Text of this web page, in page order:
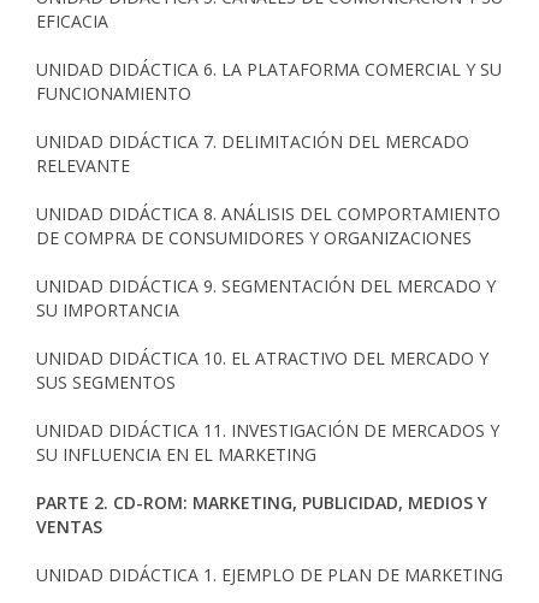
EFICACIA
UNIDAD DIDÁCTICA 6. LA PLATAFORMA COMERCIAL Y SU
FUNCIONAMIENTO
UNIDAD DIDÁCTICA 7. DELIMITACIÓN DEL MERCADO
RELEVANTE
UNIDAD DIDÁCTICA 8. ANÁLISIS DEL COMPORTAMIENTO
DE COMPRA DE CONSUMIDORES Y ORGANIZACIONES
UNIDAD DIDÁCTICA 9. SEGMENTACIÓN DEL MERCADO Y
SU IMPORTANCIA
UNIDAD DIDÁCTICA 10. EL ATRACTIVO DEL MERCADO Y
SUS SEGMENTOS
UNIDAD DIDÁCTICA 11. INVESTIGACIÓN DE MERCADOS Y
SU INFLUENCIA EN EL MARKETING
PARTE 2. CD-ROM: MARKETING, PUBLICIDAD, MEDIOS Y
VENTAS
UNIDAD DIDÁCTICA 1. EJEMPLO DE PLAN DE MARKETING